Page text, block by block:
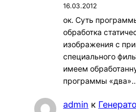
16.03.2012
ок. Суть
обработка
изображения с
специального
имеем
программы
admin к